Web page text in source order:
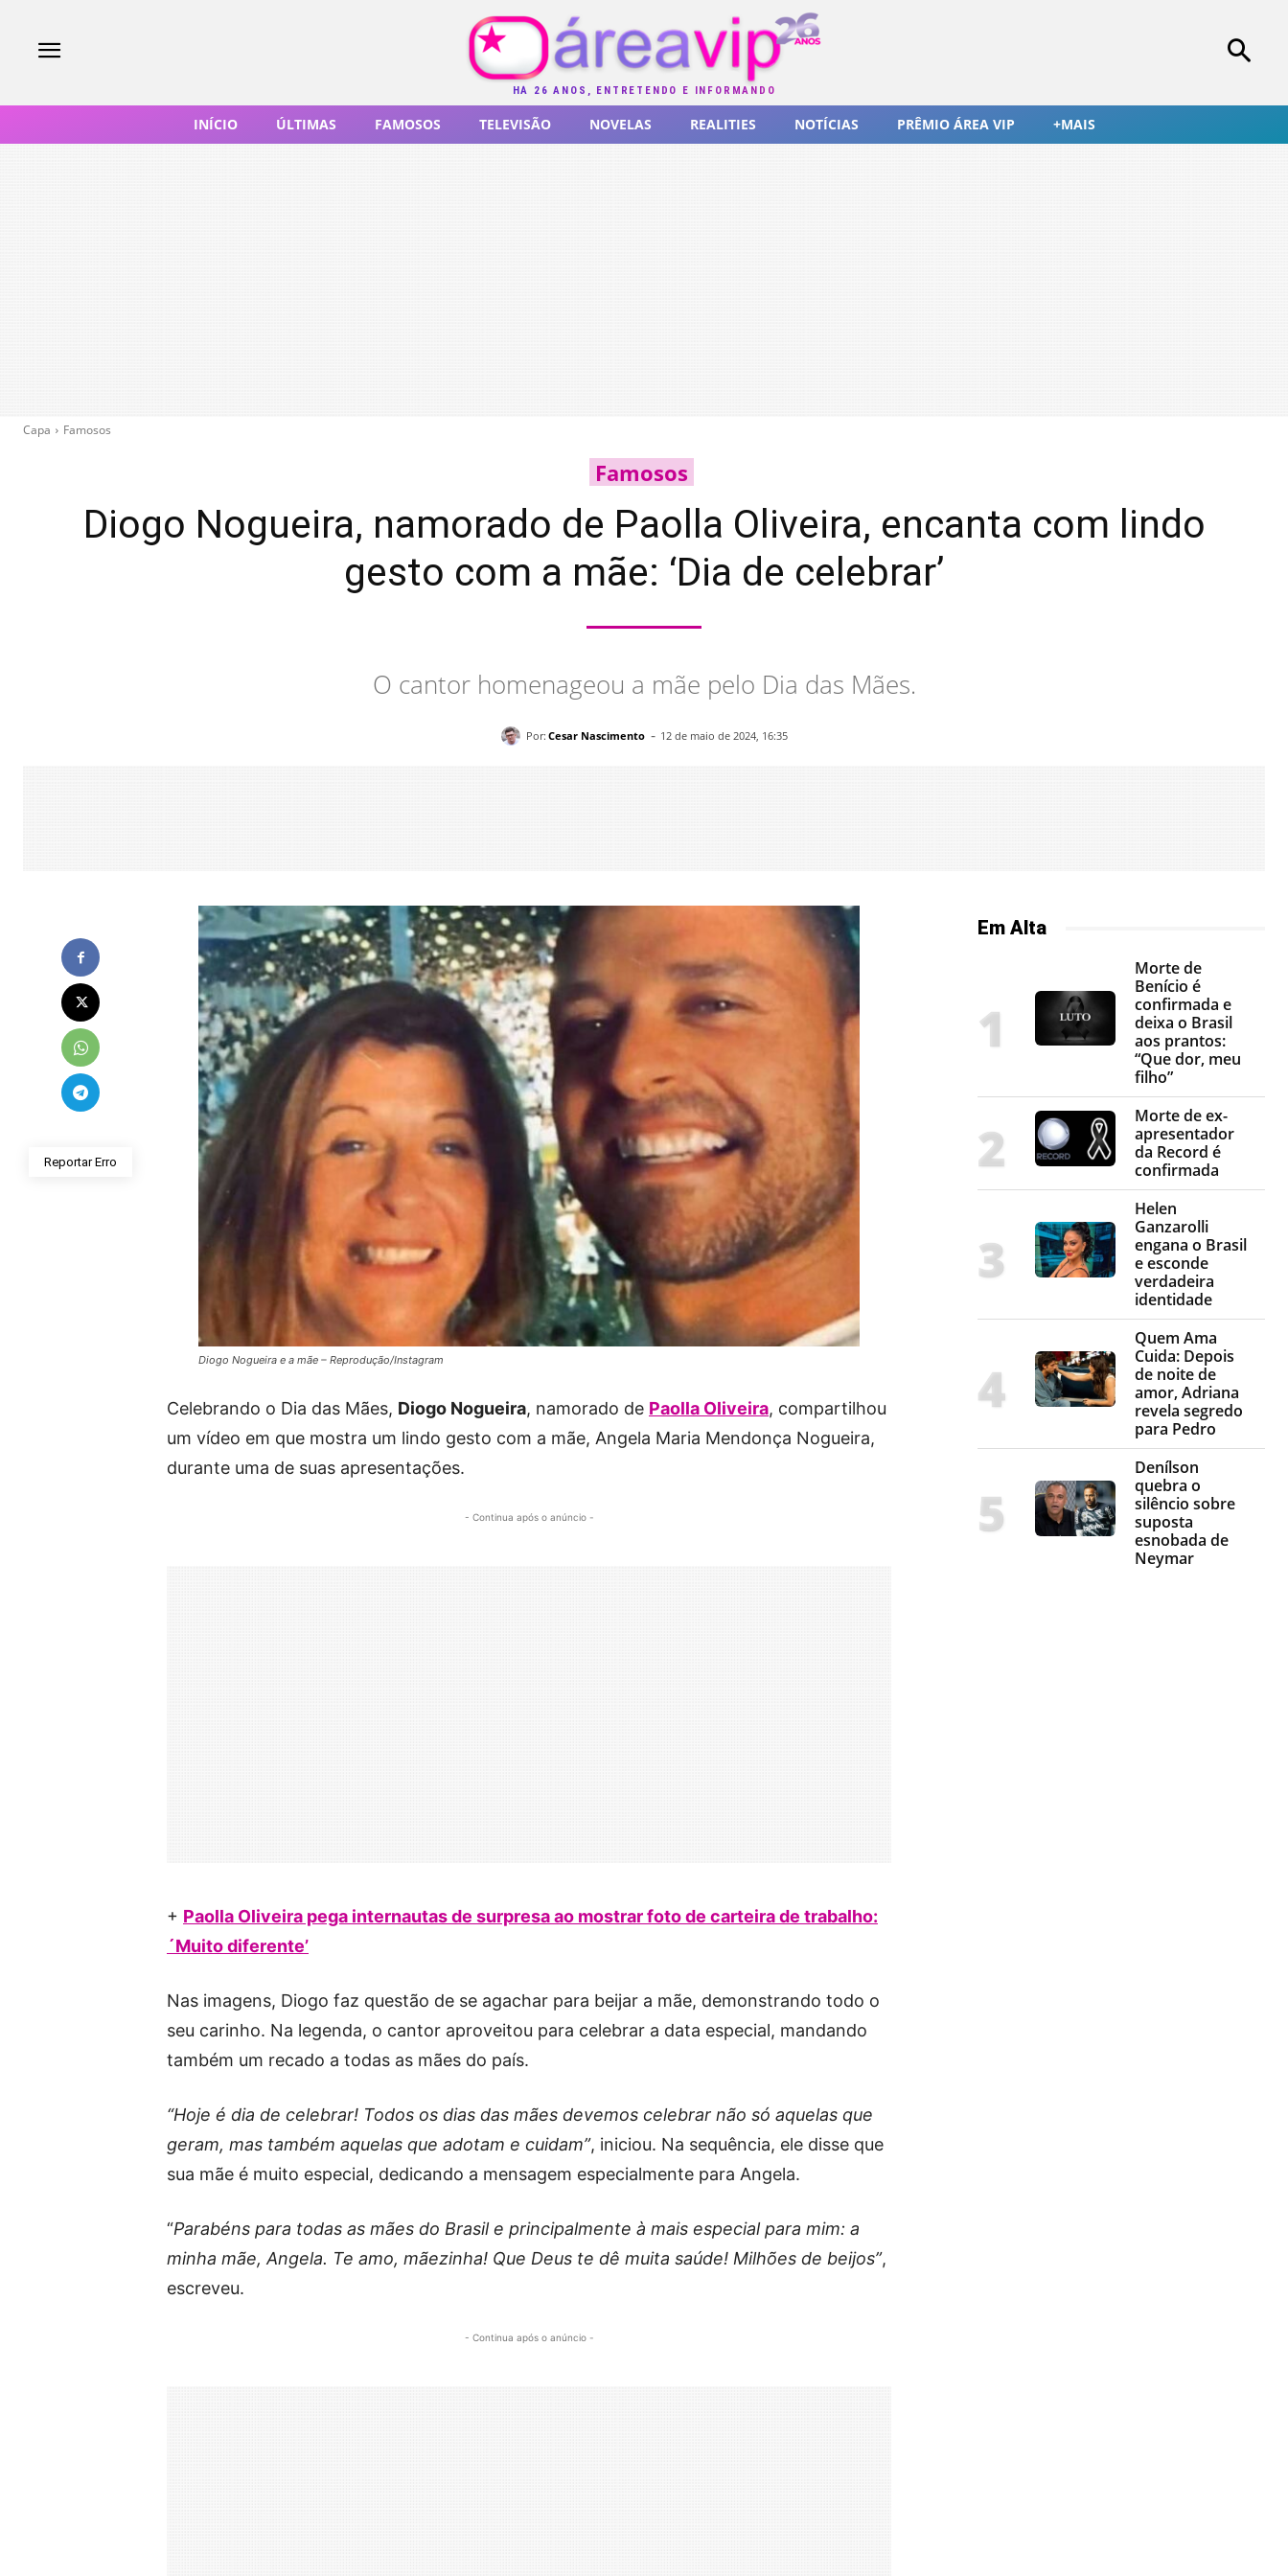
HÁ 26 ANOS, ENTRETENDO E INFORMANDO
INÍCIO ÚLTIMAS FAMOSOS TELEVISÃO NOVELAS REALITIES NOTÍCIAS PRÊMIO ÁREA VIP +MAIS
Capa Famosos
Famosos
Diogo Nogueira, namorado de Paolla Oliveira, encanta com lindo
gesto com a mãe: ‘Dia de celebrar’
O cantor homenageou a mãe pelo Dia das Mães.
Por: Cesar Nascimento - 12 de maio de 2024, 16:35
Reportar Erro
Diogo Nogueira e a mãe – Reprodução/Instagram
Celebrando o Dia das Mães, Diogo Nogueira, namorado de Paolla Oliveira, compartilhou
um vídeo em que mostra um lindo gesto com a mãe, Angela Maria Mendonça Nogueira,
durante uma de suas apresentações.
- Continua após o anúncio -
+ Paolla Oliveira pega internautas de surpresa ao mostrar foto de carteira de trabalho:
´Muito diferente’
Nas imagens, Diogo faz questão de se agachar para beijar a mãe, demonstrando todo o
seu carinho. Na legenda, o cantor aproveitou para celebrar a data especial, mandando
também um recado a todas as mães do país.
“Hoje é dia de celebrar! Todos os dias das mães devemos celebrar não só aquelas que
geram, mas também aquelas que adotam e cuidam”, iniciou. Na sequência, ele disse que
sua mãe é muito especial, dedicando a mensagem especialmente para Angela.
“Parabéns para todas as mães do Brasil e principalmente à mais especial para mim: a
minha mãe, Angela. Te amo, mãezinha! Que Deus te dê muita saúde! Milhões de beijos”,
escreveu.
- Continua após o anúncio -
Em Alta
Morte de
Benício é
confirmada e
deixa o Brasil
aos prantos:
“Que dor, meu
filho”
Morte de ex-
apresentador
da Record é
confirmada
Helen
Ganzarolli
engana o Brasil
e esconde
verdadeira
identidade
Quem Ama
Cuida: Depois
de noite de
amor, Adriana
revela segredo
para Pedro
Denílson
quebra o
silêncio sobre
suposta
esnobada de
Neymar